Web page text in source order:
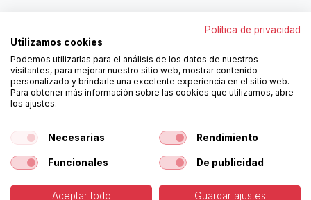
962250313
ortola@ortola-sa.es
Av. d'Albaida, s/n
46840 La Pobla del Duc (Valencia)
¡Síguenos!
Política de privacidad
Utilizamos cookies
Podemos utilizarlas para el análisis de los datos de nuestros
visitantes, para mejorar nuestro sitio web, mostrar contenido
personalizado y brindarle una excelente experiencia en el sitio web.
Para obtener más información sobre las cookies que utilizamos, abre
los ajustes.
Necesarias Rendimiento
Funcionales De publicidad
Aceptar todo Guardar ajustes